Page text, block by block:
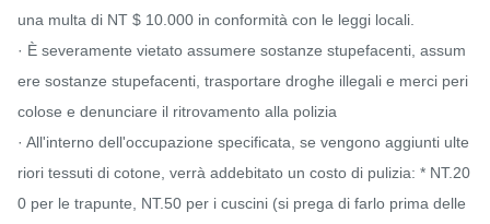
una multa di NT $ 10.000 in conformità con le leggi locali.
· È severamente vietato assumere sostanze stupefacenti, assum
ere sostanze stupefacenti, trasportare droghe illegali e merci peri
colose e denunciare il ritrovamento alla polizia
· All'interno dell'occupazione specificata, se vengono aggiunti ulte
riori tessuti di cotone, verrà addebitato un costo di pulizia: * NT.20
0 per le trapunte, NT.50 per i cuscini (si prega di farlo prima delle